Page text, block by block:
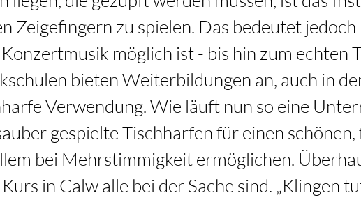
Zeigefingern zu spielen. Das bedeutet
möglich ist - bis hin zum echten
bieten Weiterbildungen an, auch in
Verwendung. Wie läuft nun so eine
gespielte Tischharfen für einen
bei Mehrstimmigkeit ermöglichen.
in Calw alle bei der Sache sind. „Klingen